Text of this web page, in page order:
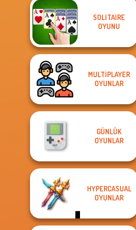
SOLITAIRE
OYUNU
MULTIPLAYER
OYUNLAR
GÜNLÜK
OYUNLAR
HYPERCASUAL
OYUNLAR